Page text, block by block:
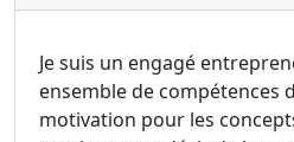
Je suis un engagé
ensemble de compétences
motivation pour les